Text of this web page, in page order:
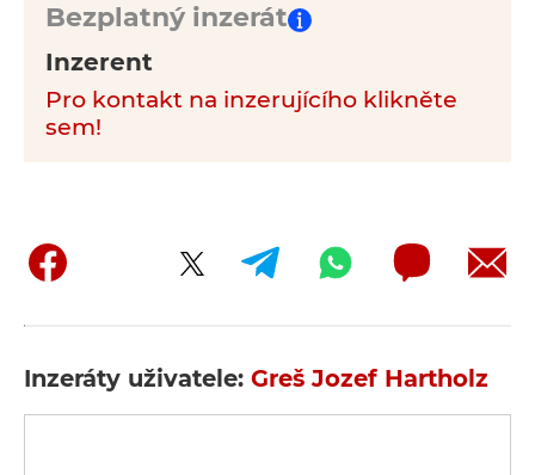
Bezplatný inzerát
Inzerent
Pro kontakt na inzerujícího klikněte
sem!
Inzeráty uživatele: Greš Jozef Hartholz